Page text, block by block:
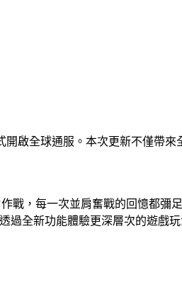
開啟全球通服。本次更新不僅帶
，每一次並肩奮戰的回憶都彌
過全新功能體驗更深層次的遊戲玩